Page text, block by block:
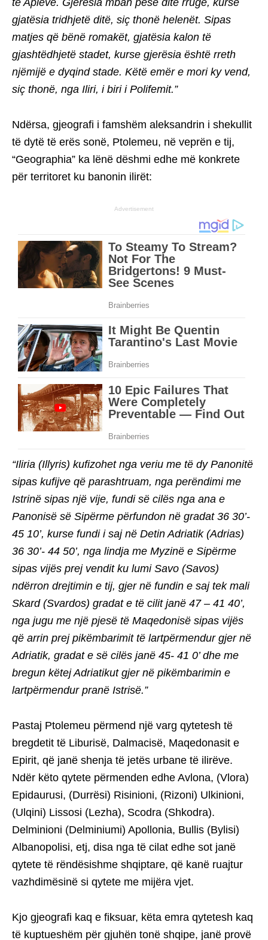
të Apleve. Gjerësia mban pesë ditë rrugë, kurse
gjatësia tridhjetë ditë, siç thonë helenët. Sipas
matjes që bënë romakët, gjatësia kalon të
gjashtëdhjetë stadet, kurse gjerësia është rreth
njëmijë e dyqind stade. Këtë emër e mori ky vend,
siç thonë, nga Iliri, i biri i Polifemit.”
Ndërsa, gjeografi i famshëm aleksandrin i shekullit
të dytë të erës sonë, Ptolemeu, në veprën e tij,
“Geographia” ka lënë dëshmi edhe më konkrete
për territoret ku banonin ilirët:
Advertisement
“Iliria (Illyris) kufizohet nga veriu me të dy Panonitë
sipas kufijve që parashtruam, nga perëndimi me
Istrinë sipas një vije, fundi së cilës nga ana e
Panonisë së Sipërme përfundon në gradat 36 30’-
45 10’, kurse fundi i saj në Detin Adriatik (Adrias)
36 30’- 44 50’, nga lindja me Myzinë e Sipërme
sipas vijës prej vendit ku lumi Savo (Savos)
ndërron drejtimin e tij, gjer në fundin e saj tek mali
Skard (Svardos) gradat e të cilit janë 47 – 41 40’,
nga jugu me një pjesë të Maqedonisë sipas vijës
që arrin prej pikëmbarimit të lartpërmendur gjer në
Adriatik, gradat e së cilës janë 45- 41 0’ dhe me
bregun këtej Adriatikut gjer në pikëmbarimin e
lartpërmendur pranë Istrisë.”
Pastaj Ptolemeu përmend një varg qytetesh të
bregdetit të Liburisë, Dalmacisë, Maqedonasit e
Epirit, që janë shenja të jetës urbane të ilirëve.
Ndër këto qytete përmenden edhe Avlona, (Vlora)
Epidaurusi, (Durrësi) Risinioni, (Rizoni) Ulkinioni,
(Ulqini) Lissosi (Lezha), Scodra (Shkodra).
Delminioni (Delminiumi) Apollonia, Bullis (Bylisi)
Albanopolisi, etj, disa nga të cilat edhe sot janë
qytete të rëndësishme shqiptare, që kanë ruajtur
vazhdimësinë si qytete me mijëra vjet.
Kjo gjeografi kaq e fiksuar, këta emra qytetesh kaq
të kuptueshëm për gjuhën tonë shqipe, janë provë